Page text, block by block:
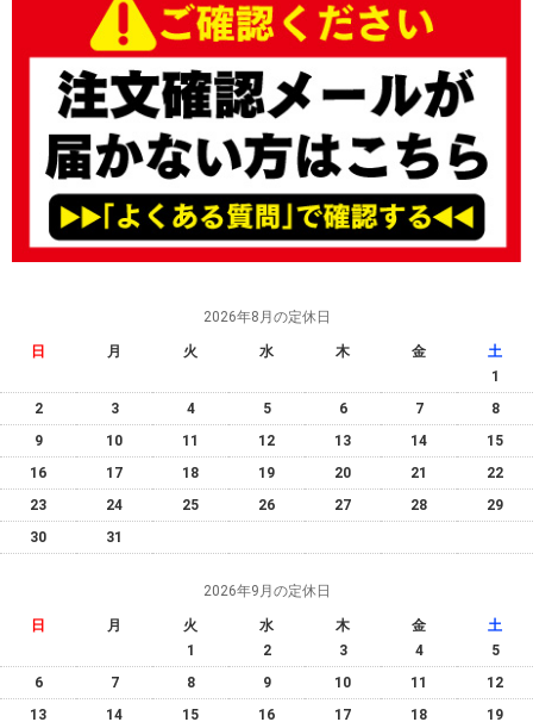
2026年8月の定休日
日 月 火 水 木 金
土
1
2
3 4 5 6 7
8
9
10 11 12 13 14
15
16
17 18 19 20 21
22
23
24 25 26 27 28
29
30
31
2026年9月の定休日
日 月 火 水 木 金
土
1
2 3 4
5
6
7 8 9 10 11
12
13
14 15 16 17 18 19